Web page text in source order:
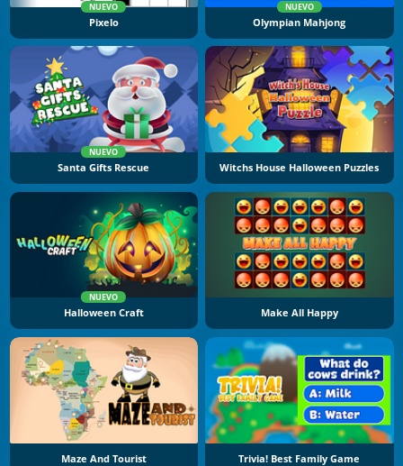
NUEVO
Pixelo
NUEVO
Olympian Mahjong
NUEVO
Santa Gifts Rescue Witchs House Halloween Puzzles
NUEVO
Halloween Craft Make All Happy
Maze And Tourist Trivia! Best Family Game